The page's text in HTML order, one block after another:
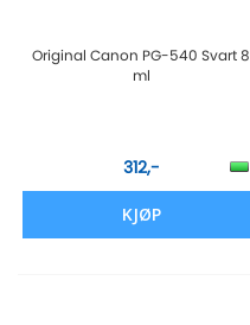
Original Canon PG-540 Svart 8
ml
312,-
KJØP